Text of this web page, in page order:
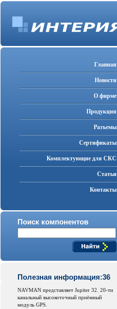
Главная
Новости
О фирме
Продукция
Разъемы
Cертификаты
Комплектующие для СКС
Статьи
Контакты
Поиск компонентов
Полезная информация:36
NAVMAN представляет Jupiter 32. 20-ти
канальный высокоточный приёмный
модуль GPS.